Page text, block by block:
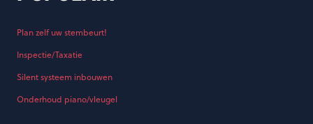
Plan zelf uw stembeurt!
Inspectie/Taxatie
Silent systeem inbouwen
Onderhoud piano/vleugel